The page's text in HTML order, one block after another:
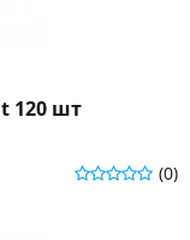
120 шт
(0)